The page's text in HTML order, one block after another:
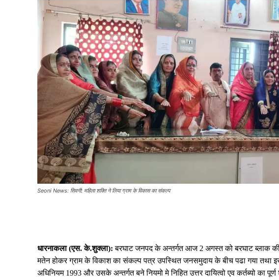
Seoni News: सिवनी: महिला शक्ति ने लिया ग्राम के विकास का संकल्प
धारनाकला (एस. के.शुक्ला): बरघाट जनपद के अन्तर्गत आज 2 अगस्त को बरघाट ब्लाक
मतेन होकर ग्राम के विकाश का संकल्प पत्र उपस्थित जनसमुदाय के बीच पढा गया तथा
अधिनियम 1993 और उसके अन्तर्गत बने नियमो मे निहित उत्तर दायित्वो एव कर्तब्यो का